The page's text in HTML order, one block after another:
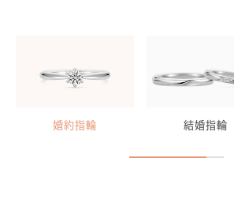
婚約指輪 結婚指輪